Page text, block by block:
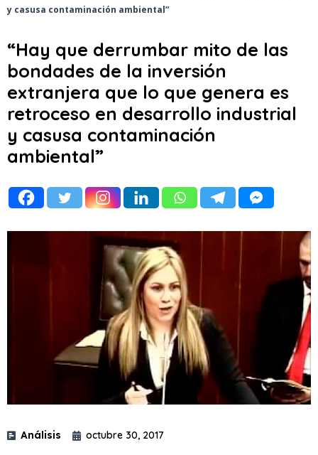
y casusa contaminación ambiental”
“Hay que derrumbar mito de las
bondades de la inversión
extranjera que lo que genera es
retroceso en desarrollo industrial
y casusa contaminación
ambiental”
Análisis octubre 30, 2017